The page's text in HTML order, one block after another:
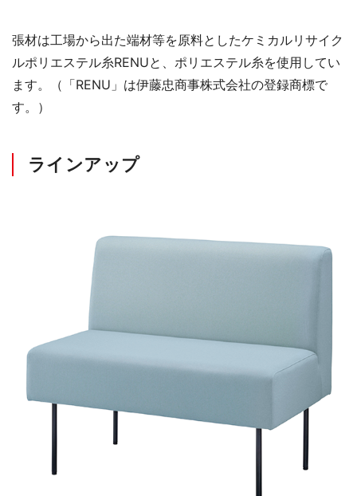
張材は工場から出た端材等を原料としたケミカルリサイク
ルポリエステル糸RENUと、ポリエステル糸を使用してい
ます。（「RENU」は伊藤忠商事株式会社の登録商標で
す。）
ラインアップ